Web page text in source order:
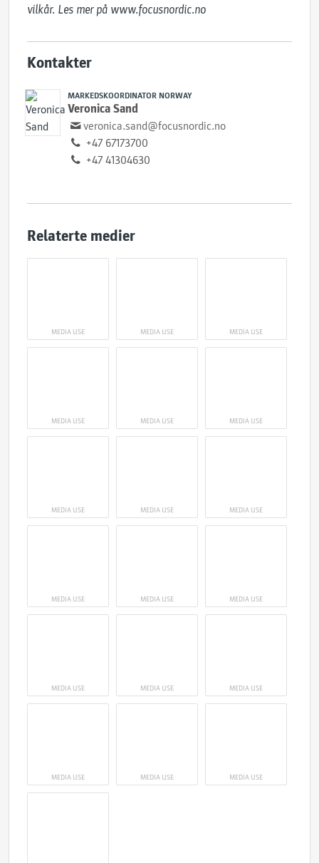
vilkår. Les mer på ​www.focusnordic.no
Kontakter
MARKEDSKOORDINATOR NORWAY
Veronica Sand
veronica.sand@focusnordic.no
+47 67173700
+47 41304630
Relaterte medier
MEDIA USE MEDIA USE MEDIA USE
MEDIA USE MEDIA USE MEDIA USE
MEDIA USE MEDIA USE MEDIA USE
MEDIA USE MEDIA USE MEDIA USE
MEDIA USE MEDIA USE MEDIA USE
MEDIA USE MEDIA USE MEDIA USE